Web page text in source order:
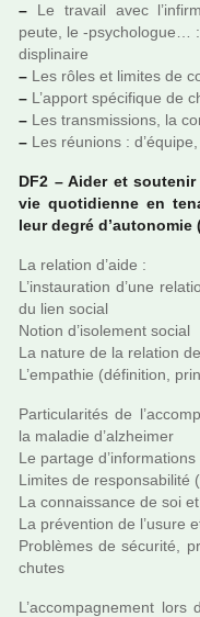
– Le tra­vail avec
peute, le -psy­cho­lo­gue…
dis­pli­naire
– Les rôles et limi­tes de
– L’apport spé­ci­fi­que de
– Les trans­mis­sions, la
– Les réu­nions :
DF2 – Aider et
vie quo­ti­dienne en
leur degré d’auto­no­mie
La rela­tion d’aide :
L’ins­tau­ra­tion d’une
du lien social
Notion d’iso­le­ment social
La nature de la rela­tion
L’empa­thie (défi­ni­tion,
Particularités de
la mala­die d’alz­hei­mer
Le par­tage d’infor­ma­tions
Limites de res­pon­sa­bi­lité
La connais­sance de soi
La pré­ven­tion de l’usure
Problèmes de sécu­rité,
chutes
L’accom­pa­gne­ment